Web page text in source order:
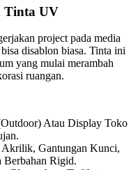
Tinta UV
project pada media
disablon biasa. Tinta ini
yang mulai merambah
ruangan.
Atau Display Toko
Akrilik, Gantungan Kunci,
Berbahan Rigid.